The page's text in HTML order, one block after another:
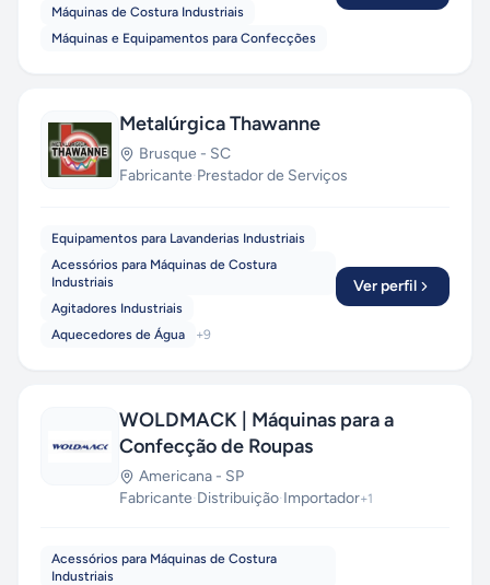
Máquinas de Costura Industriais
Máquinas e Equipamentos para Confecções
Metalúrgica Thawanne
Brusque - SC
Fabricante·Prestador de Serviços
Equipamentos para Lavanderias Industriais
Acessórios para Máquinas de Costura
Industriais
Agitadores Industriais
Aquecedores de Água
+9
Ver perfil
WOLDMACK | Máquinas para a
Confecção de Roupas
Americana - SP
Fabricante·Distribuição·Importador+1
Acessórios para Máquinas de Costura
Industriais